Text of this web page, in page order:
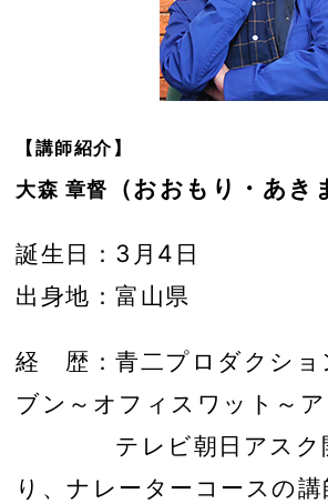
【講師紹介】
大森 章督 （おおもり・あき
誕生日：3月4日
出身地：富山県
経 歴：青二プロダクショ
ブン～オフィスワット～
テレビ朝日アスク開
り、ナレーターコースの講